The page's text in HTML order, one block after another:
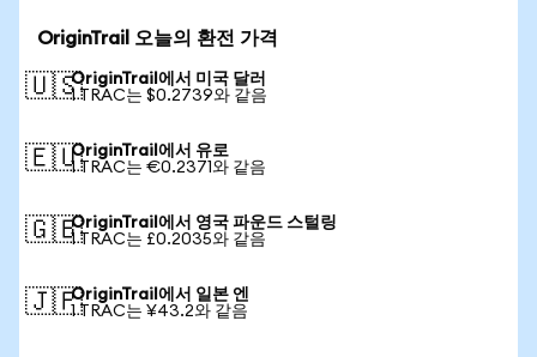
OriginTrail 오늘의 환전 가격
🇺🇸OriginTrail에서 미국 달러
1 TRAC는 $0.2739와 같음
🇪🇺OriginTrail에서 유로
1 TRAC는 €0.2371와 같음
🇬🇧OriginTrail에서 영국 파운드 스털링
1 TRAC는 £0.2035와 같음
🇯🇵OriginTrail에서 일본 엔
1 TRAC는 ¥43.2와 같음